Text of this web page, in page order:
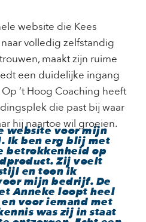
website die Kees
volledig zelfstandig
maakt zijn ruime
een duidelijke ingang
’t Hoog Coaching heeft
die past bij waar
hij naartoe wil groeien.
website voor mijn
Ik ben erg blij met
betrokkenheid op
Zij voelt
en toon ik
mijn bedrijf. De
Anneke loopt heel
voor iemand met
was zij in staat